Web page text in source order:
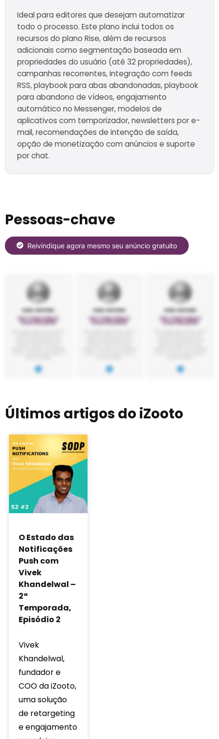
Ideal para editores que desejam automatizar
todo o processo. Este plano inclui todos os
recursos do plano Rise, além de recursos
adicionais como segmentação baseada em
propriedades do usuário (até 32 propriedades),
campanhas recorrentes, integração com feeds
RSS, playbook para abas abandonadas, playbook
para abandono de vídeos, engajamento
automático no Messenger, modelos de
aplicativos com temporizador, newsletters por e-
mail, recomendações de intenção de saída,
opção de monetização com anúncios e suporte
por chat.
Pessoas-chave
Reivindique agora mesmo seu anúncio gratuito
Últimos artigos do iZooto
O Estado das
Notificações
Push com
Vivek
Khandelwal –
2ª
Temporada,
Episódio 2
Vivek
Khandelwal,
fundador e
COO da iZooto,
uma solução
de retargeting
e engajamento